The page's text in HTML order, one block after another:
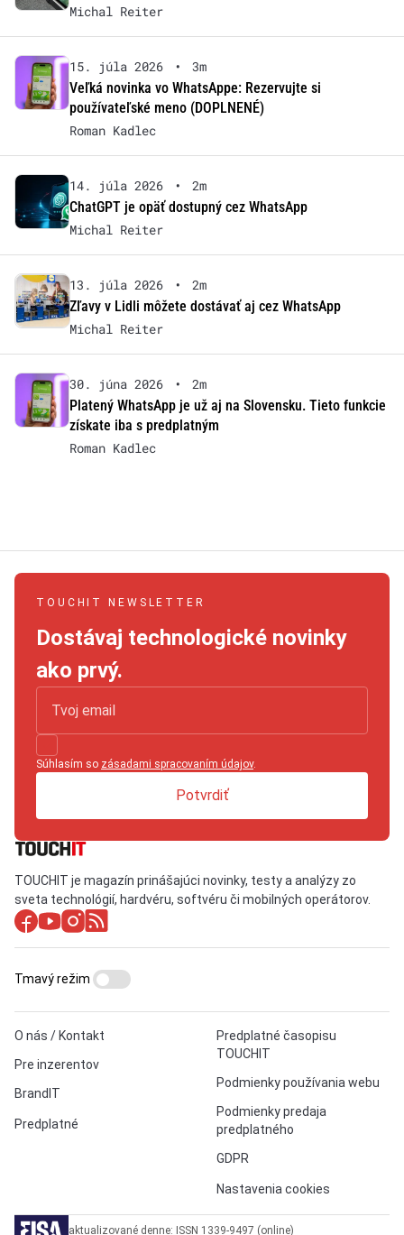
Michal Reiter
15. júla 2026 •
3m
Veľká novinka vo WhatsAppe: Rezervujte si
používateľské meno (DOPLNENÉ)
Roman Kadlec
14. júla 2026 •
2m
ChatGPT je opäť dostupný cez WhatsApp
Michal Reiter
13. júla 2026 •
2m
Zľavy v Lidli môžete dostávať aj cez WhatsApp
Michal Reiter
30. júna 2026 •
2m
Platený WhatsApp je už aj na Slovensku. Tieto funkcie
získate iba s predplatným
Roman Kadlec
TOUCHIT NEWSLETTER
Dostávaj technologické novinky
ako prvý.
Súhlasím so zásadami spracovaním údajov.
Potvrdiť
TOUCHIT je magazín prinášajúci novinky, testy a analýzy zo
sveta technológií, hardvéru, softvéru či mobilných operátorov.
O nás / Kontakt
Pre inzerentov
BrandIT
Predplatné
Predplatné časopisu
TOUCHIT
Podmienky používania webu
Podmienky predaja
predplatného
GDPR
Nastavenia cookies
Tmavý režim
aktualizované denne: ISSN 1339-9497 (online)